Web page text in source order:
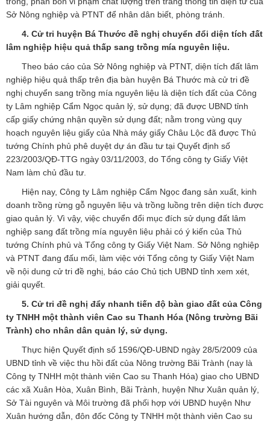
Sở Nông nghiệp và PTNT để nhân dân biết, phòng tránh.
4. Cử tri huyện Bá Thước đề nghị chuyển đổi diện tích đất
lâm nghiệp hiệu quả thấp sang trồng mía nguyên liệu.
Theo báo cáo của Sở Nông nghiệp và PTNT, diện tích đất lâm
nghiệp hiệu quả thấp trên địa bàn huyện Bá Thước mà cử tri đề
nghị chuyển sang trồng mía nguyên liệu là diện tích đất của Công
ty Lâm nghiệp Cẩm Ngọc quản lý, sử dụng; đã được UBND tỉnh
cấp giấy chứng nhận quyền sử dụng đất; nằm trong vùng quy
hoạch nguyên liệu giấy của Nhà máy giấy Châu Lộc đã được Thủ
tướng Chính phủ phê duyệt dự án đầu tư tại Quyết định số
223/2003/QĐ-TTG ngày 03/11/2003, do Tổng công ty Giấy Việt
Nam làm chủ đầu tư.
Hiện nay, Công ty Lâm nghiệp Cẩm Ngọc đang sản xuất, kinh
doanh trồng rừng gỗ nguyên liệu và trồng luồng trên diện tích được
giao quản lý. Vì vậy, việc chuyển đổi mục đích sử dụng đất lâm
nghiệp sang đất trồng mía nguyên liệu phải có ý kiến của Thủ
tướng Chính phủ và Tổng công ty Giấy Việt Nam. Sở Nông nghiệp
và PTNT đang đấu mối, làm việc với Tổng công ty Giấy Việt Nam
về nội dung cử tri đề nghị, báo cáo Chủ tịch UBND tỉnh xem xét,
giải quyết.
5. Cử tri đề nghị đẩy nhanh tiến độ bàn giao đất của Công
ty TNHH một thành viên Cao su Thanh Hóa (Nông trường Bãi
Trành) cho nhân dân quản lý, sử dụng.
Thực hiện Quyết định số 1596/QĐ-UBND ngày 28/5/2009 của
UBND tỉnh về việc thu hồi đất của Nông trường Bãi Trành (nay là
Công ty TNHH một thành viên Cao su Thanh Hóa) giao cho UBND
các xã Xuân Hòa, Xuân Bình, Bãi Trành, huyện Như Xuân quản lý,
Sở Tài nguyên và Môi trường đã phối hợp với UBND huyện Như
Xuân hướng dẫn, đôn đốc Công ty TNHH một thành viên Cao su